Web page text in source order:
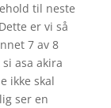
til neste
er vi så
7 av 8
asa akira
ikke skal
ser en